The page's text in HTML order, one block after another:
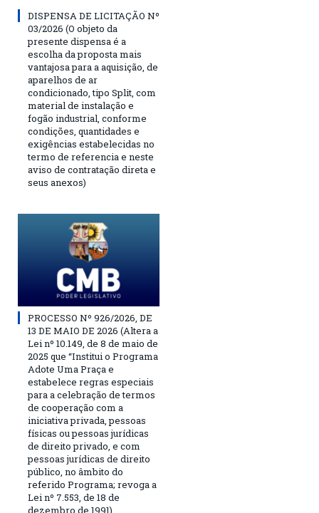
DISPENSA DE LICITAÇÃO Nº
03/2026 (O objeto da
presente dispensa é a
escolha da proposta mais
vantajosa para a aquisição, de
aparelhos de ar
condicionado, tipo Split, com
material de instalação e
fogão industrial, conforme
condições, quantidades e
exigências estabelecidas no
termo de referencia e neste
aviso de contratação direta e
seus anexos)
PROCESSO Nº 926/2026, DE
13 DE MAIO DE 2026 (Altera a
Lei nº 10.149, de 8 de maio de
2025 que “Institui o Programa
Adote Uma Praça e
estabelece regras especiais
para a celebração de termos
de cooperação com a
iniciativa privada, pessoas
físicas ou pessoas jurídicas
de direito privado, e com
pessoas jurídicas de direito
público, no âmbito do
referido Programa; revoga a
Lei nº 7.553, de 18 de
dezembro de 1991)